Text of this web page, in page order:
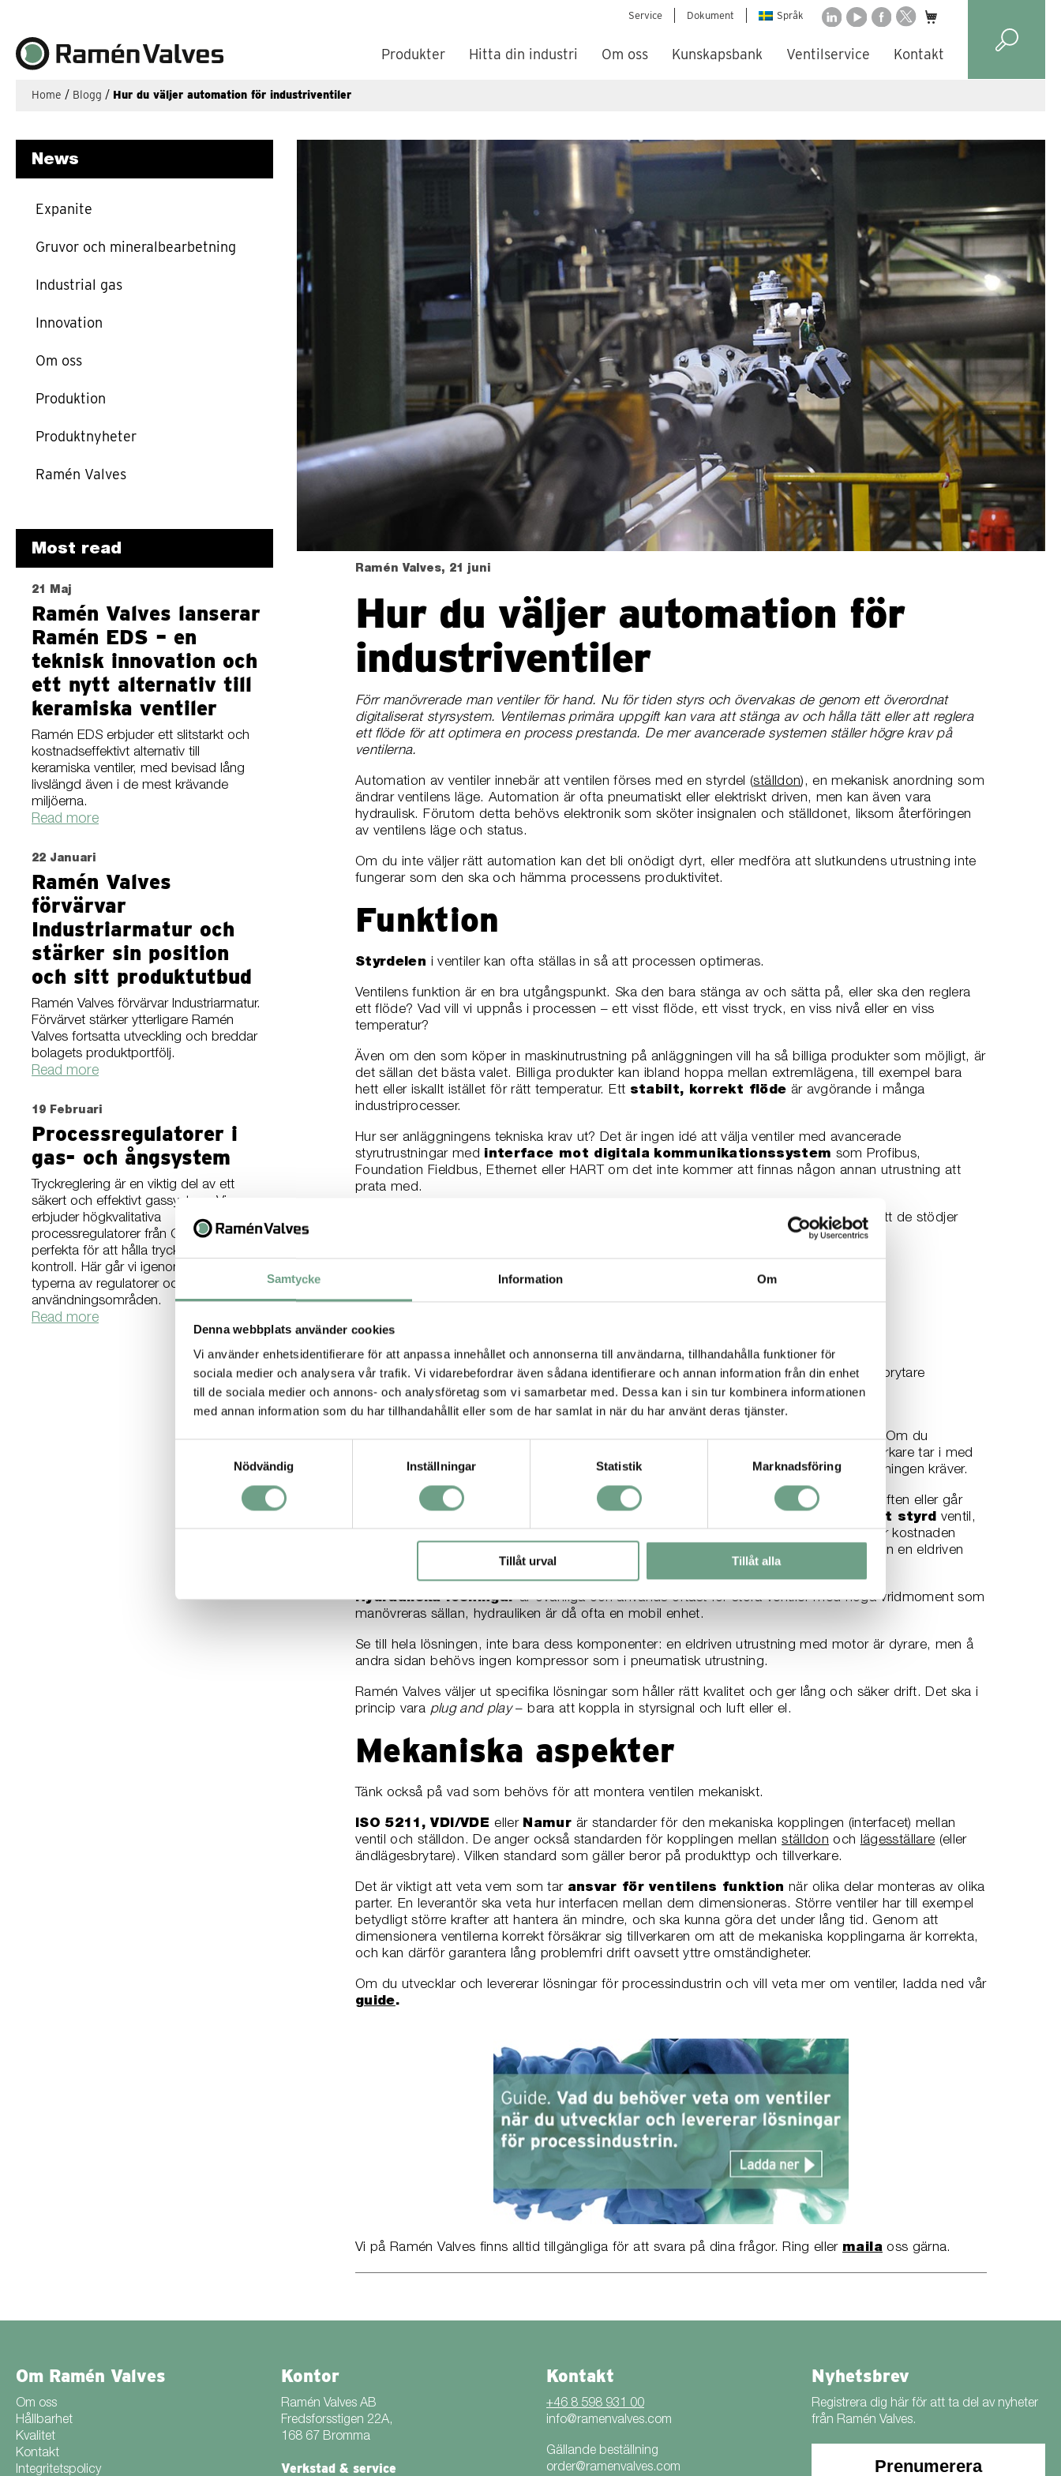
Samtycke Information Om
Denna webbplats använder cookies
Vi använder enhetsidentifierare för att anpassa innehållet och annonserna till användarna, tillhandahålla funktioner för
sociala medier och analysera vår trafik. Vi vidarebefordrar även sådana identifierare och annan information från din enhet
till de sociala medier och annons- och analysföretag som vi samarbetar med. Dessa kan i sin tur kombinera informationen
med annan information som du har tillhandahållit eller som de har samlat in när du har använt deras tjänster.
Nödvändig
Inställningar Statistik Marknadsföring
Tillåt urval Tillåt alla
Service Dokument Språk
Produkter Hitta din industri Om oss Kunskapsbank Ventilservice Kontakt
Home / Blogg / Hur du väljer automation för industriventiler
News
Expanite
Gruvor och mineralbearbetning
Industrial gas
Innovation
Om oss
Produktion
Produktnyheter
Ramén Valves
Most read
21 Maj
Ramén Valves lanserar
Ramén EDS – en
teknisk innovation och
ett nytt alternativ till
keramiska ventiler
Ramén EDS erbjuder ett slitstarkt och
kostnadseffektivt alternativ till
keramiska ventiler, med bevisad lång
livslängd även i de mest krävande
miljöerna.
Read more
22 Januari
Ramén Valves
förvärvar
Industriarmatur och
stärker sin position
och sitt produktutbud
Ramén Valves förvärvar Industriarmatur.
Förvärvet stärker ytterligare Ramén
Valves fortsatta utveckling och breddar
bolagets produktportfölj.
Read more
19 Februari
Processregulatorer i
gas- och ångsystem
Tryckreglering är en viktig del av ett
säkert och effektivt gassystem. Vi
erbjuder högkvalitativa
processregulatorer från Cashco,
perfekta för att hålla trycket under
kontroll. Här går vi igenom de olika
typerna av regulatorer och deras
användningsområden.
Read more
Ramén Valves, 21 juni
Hur du väljer automation för
industriventiler
Förr manövrerade man ventiler för hand. Nu för tiden styrs och övervakas de genom ett överordnat
digitaliserat styrsystem. Ventilernas primära uppgift kan vara att stänga av och hålla tätt eller att reglera
ett flöde för att optimera en process prestanda. De mer avancerade systemen ställer högre krav på
ventilerna.
Automation av ventiler innebär att ventilen förses med en styrdel (ställdon), en mekanisk anordning som
ändrar ventilens läge. Automation är ofta pneumatiskt eller elektriskt driven, men kan även vara
hydraulisk. Förutom detta behövs elektronik som sköter insignalen och ställdonet, liksom återföringen
av ventilens läge och status.
Om du inte väljer rätt automation kan det bli onödigt dyrt, eller medföra att slutkundens utrustning inte
fungerar som den ska och hämma processens produktivitet.
Funktion
Styrdelen i ventiler kan ofta ställas in så att processen optimeras.
Ventilens funktion är en bra utgångspunkt. Ska den bara stänga av och sätta på, eller ska den reglera
ett flöde? Vad vill vi uppnås i processen – ett visst flöde, ett visst tryck, en viss nivå eller en viss
temperatur?
Även om den som köper in maskinutrustning på anläggningen vill ha så billiga produkter som möjligt, är
det sällan det bästa valet. Billiga produkter kan ibland hoppa mellan extremlägena, till exempel bara
hett eller iskallt istället för rätt temperatur. Ett stabilt, korrekt flöde är avgörande i många
industriprocesser.
Hur ser anläggningens tekniska krav ut? Det är ingen idé att välja ventiler med avancerade
styrutrustningar med interface mot digitala kommunikationssystem som Profibus,
Foundation Fieldbus, Ethernet eller HART om det inte kommer att finnas någon annan utrustning att
prata med.
Men om du vet att de behöver vara uppkopplade mot någon av dessa system, se till att de stödjer
Styrmetod
Elektriskt – en elmotor med elektronik för styrning
Pneumatiskt – med hjälp av tryckluft med magnetventil, lägesställare eller ändlägesbrytare
Hydrauliskt – med hjälp av en vätska, till exempel olja
Ett vanligt misstag är attöverdimensioneraellerunderdimensioneralösningen. Om du
överdimensionerar den kommer du att dra på dig onödiga kostnader. Många ventiltillverkare tar i med
hängslen och livrem, men du ska inte behöva betala för mer än vad produktionsanläggningen kräver.
Om du å andra sidan underdimensionerar lösningen riskerar du att den inte klarar uppgiften eller går
pneumatiskt styrd ventil,
men då behövs även en kompressor som kan ge stabil och ren instrumentluft. Det ökar kostnaden
dramatiskt. Det kan löna sig om anläggningen innehåller många ventiler, men annars kan en eldriven
lösning vara bättre både tekniskt och ekonomiskt.
Hydrauliska lösningarär ovanliga och används oftast för stora ventiler med höga vridmoment som
manövreras sällan, hydrauliken är då ofta en mobil enhet.
Se till hela lösningen, inte bara dess komponenter: en eldriven utrustning med motor är dyrare, men å
andra sidan behövs ingen kompressor som i pneumatisk utrustning.
Ramén Valves väljer ut specifika lösningar som håller rätt kvalitet och ger lång och säker drift. Det ska i
princip vara plug and play– bara att koppla in styrsignal och luft eller el.
Mekaniska aspekter
Tänk också på vad som behövs för att montera ventilen mekaniskt.
ISO 5211, VDI/VDEeller Namur är standarder för den mekaniska kopplingen (interfacet) mellan
ventil och ställdon. De anger också standarden för kopplingen mellanställdon och lägesställare (eller
ändlägesbrytare). Vilken standard som gäller beror på produkttyp och tillverkare.
Det är viktigt att veta vem som tar ansvar för ventilens funktion när olika delar monteras av olika
parter. En leverantör ska veta hur interfacen mellan dem dimensioneras. Större ventiler har till exempel
betydligt större krafter att hantera än mindre, och ska kunna göra det under lång tid. Genom att
dimensionera ventilerna korrekt försäkrar sig tillverkaren om att de mekaniska kopplingarna är korrekta,
och kan därför garantera lång problemfri drift oavsett yttre omständigheter.
Om du utvecklar och levererar lösningar för processindustrin och vill veta mer om ventiler, ladda ned vår
guide.
Vi på Ramén Valves finns alltid tillgängliga för att svara på dina frågor. Ring eller mailaoss gärna.
Om Ramén Valves
Om oss
Hållbarhet
Kvalitet
Kontakt
Integritetspolicy
Kontor
Ramén Valves AB
Fredsforsstigen 22A,
168 67 Bromma
Verkstad & service
Kontakt
+46 8 598 931 00
info@ramenvalves.com
Gällande beställning
order@ramenvalves.com
Nyhetsbrev
Registrera dig här för att ta del av nyheter
från Ramén Valves.
Prenumerera